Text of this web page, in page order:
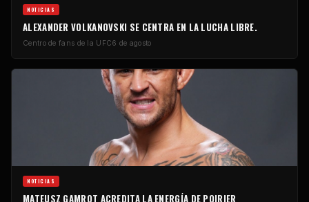
NOTICIAS
ALEXANDER VOLKANOVSKI SE CENTRA EN LA LUCHA LIBRE.
Centro de fans de la UFC6 de agosto
NOTICIAS
MATEUSZ GAMROT ACREDITA LA ENERGÍA DE POIRIER